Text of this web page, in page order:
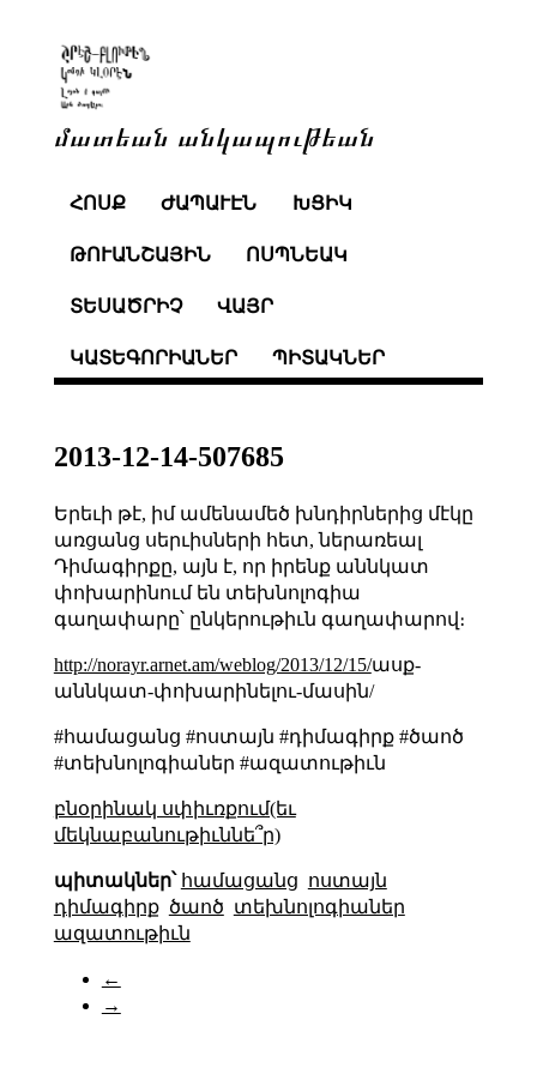
մատեան անկապութեան
ՀՈՍՔ ԺԱՊԱՒԷՆ ԽՑԻԿ
ԹՈՒԱՆՇԱՅԻՆ ՈՍՊՆԵԱԿ
ՏԵՍԱԾՐԻՉ ՎԱՅՐ
ԿԱՏԵԳՈՐԻԱՆԵՐ ՊԻՏԱԿՆԵՐ
2013-12-14-507685
Երեւի թէ, իմ ամենամեծ խնդիրներից մէկը
առցանց սերւիսների հետ, ներառեալ
Դիմագիրքը, այն է, որ իրենք աննկատ
փոխարինում են տեխնոլոգիա
գաղափարը՝ ընկերութիւն գաղափարով։
http://norayr.arnet.am/weblog/2013/12/15/ասք-
աննկատ-փոխարինելու-մասին/
#համացանց #ոստայն #դիմագիրք #ծաոծ
#տեխնոլոգիաներ #ազատութիւն
բնօրինակ սփիւռքում(եւ
մեկնաբանութիւննե՞ր)
պիտակներ՝ համացանց ոստայն
դիմագիրք ծաոծ տեխնոլոգիաներ
ազատութիւն
←
→